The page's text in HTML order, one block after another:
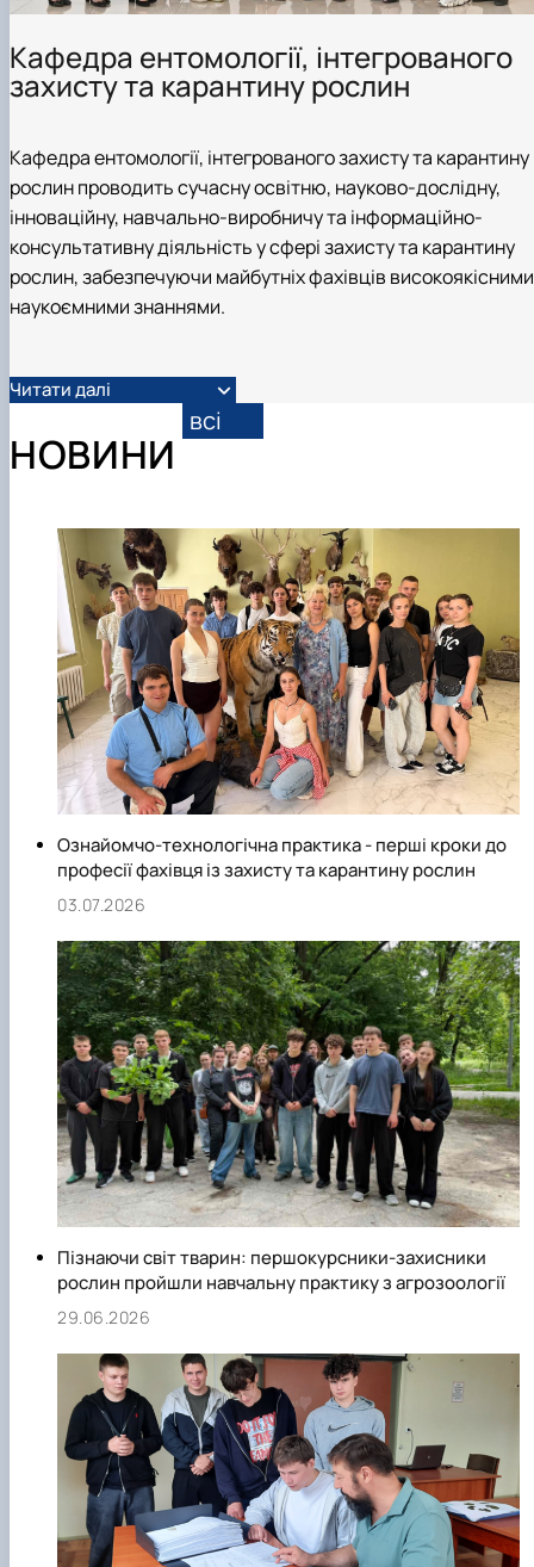
Кафедра ентомології, інтегрованого
захисту та карантину рослин
Кафедра ентомології, інтегрованого захисту та карантину
рослин проводить сучасну освітню, науково-дослідну,
інноваційну, навчально-виробничу та інформаційно-
консультативну діяльність у сфері захисту та карантину
рослин, забезпечуючи майбутніх фахівців високоякісними
наукоємними знаннями.
Читати далі
НОВИНИ
всі
Ознайомчо-технологічна практика - перші кроки до
професії фахівця із захисту та карантину рослин
03.07.2026
Пізнаючи світ тварин: першокурсники-захисники
рослин пройшли навчальну практику з агрозоології
29.06.2026